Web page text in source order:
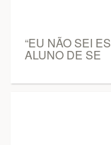
“EU NÃO SEI
ALUNO DE SE